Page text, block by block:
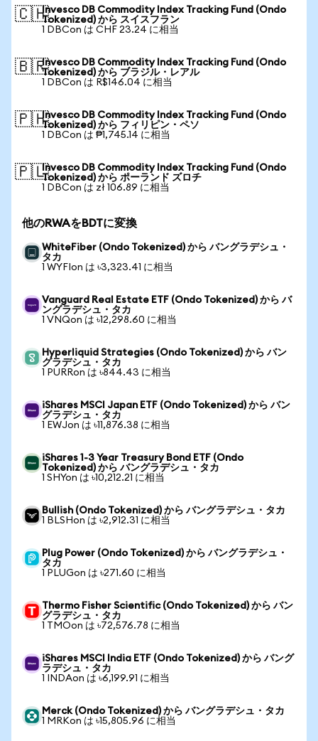
🇨🇭Invesco DB Commodity Index Tracking Fund (Ondo
Tokenized) から スイスフラン
1 DBCon は CHF 23.24 に相当
🇧🇷Invesco DB Commodity Index Tracking Fund (Ondo
Tokenized) から ブラジル・レアル
1 DBCon は R$146.04 に相当
🇵🇭Invesco DB Commodity Index Tracking Fund (Ondo
Tokenized) から フィリピン・ペソ
1 DBCon は ₱1,745.14 に相当
🇵🇱Invesco DB Commodity Index Tracking Fund (Ondo
Tokenized) から ポーランド ズロチ
1 DBCon は zł 106.89 に相当
他のRWAをBDTに変換
WhiteFiber (Ondo Tokenized) から バングラデシュ・
タカ
1 WYFIon は ৳3,323.41 に相当
Vanguard Real Estate ETF (Ondo Tokenized) から バ
ングラデシュ・タカ
1 VNQon は ৳12,298.60 に相当
Hyperliquid Strategies (Ondo Tokenized) から バン
グラデシュ・タカ
1 PURRon は ৳844.43 に相当
iShares MSCI Japan ETF (Ondo Tokenized) から バン
グラデシュ・タカ
1 EWJon は ৳11,876.38 に相当
iShares 1-3 Year Treasury Bond ETF (Ondo
Tokenized) から バングラデシュ・タカ
1 SHYon は ৳10,212.21 に相当
Bullish (Ondo Tokenized) から バングラデシュ・タカ
1 BLSHon は ৳2,912.31 に相当
Plug Power (Ondo Tokenized) から バングラデシュ・
タカ
1 PLUGon は ৳271.60 に相当
Thermo Fisher Scientific (Ondo Tokenized) から バン
グラデシュ・タカ
1 TMOon は ৳72,576.78 に相当
iShares MSCI India ETF (Ondo Tokenized) から バング
ラデシュ・タカ
1 INDAon は ৳6,199.91 に相当
Merck (Ondo Tokenized) から バングラデシュ・タカ
1 MRKon は ৳15,805.96 に相当